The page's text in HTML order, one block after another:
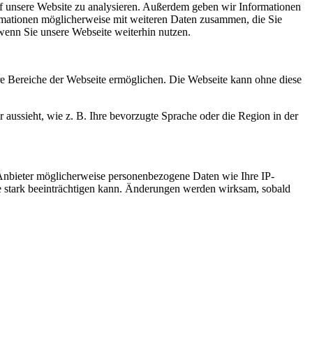
Website zu analysieren. Außerdem geben wir Informationen
möglicherweise mit weiteren Daten zusammen, die Sie
Sie unsere Webseite weiterhin nutzen.
der Webseite ermöglichen. Die Webseite kann ohne diese
wie z. B. Ihre bevorzugte Sprache oder die Region in der
möglicherweise personenbezogene Daten wie Ihre IP-
beeinträchtigen kann. Änderungen werden wirksam, sobald